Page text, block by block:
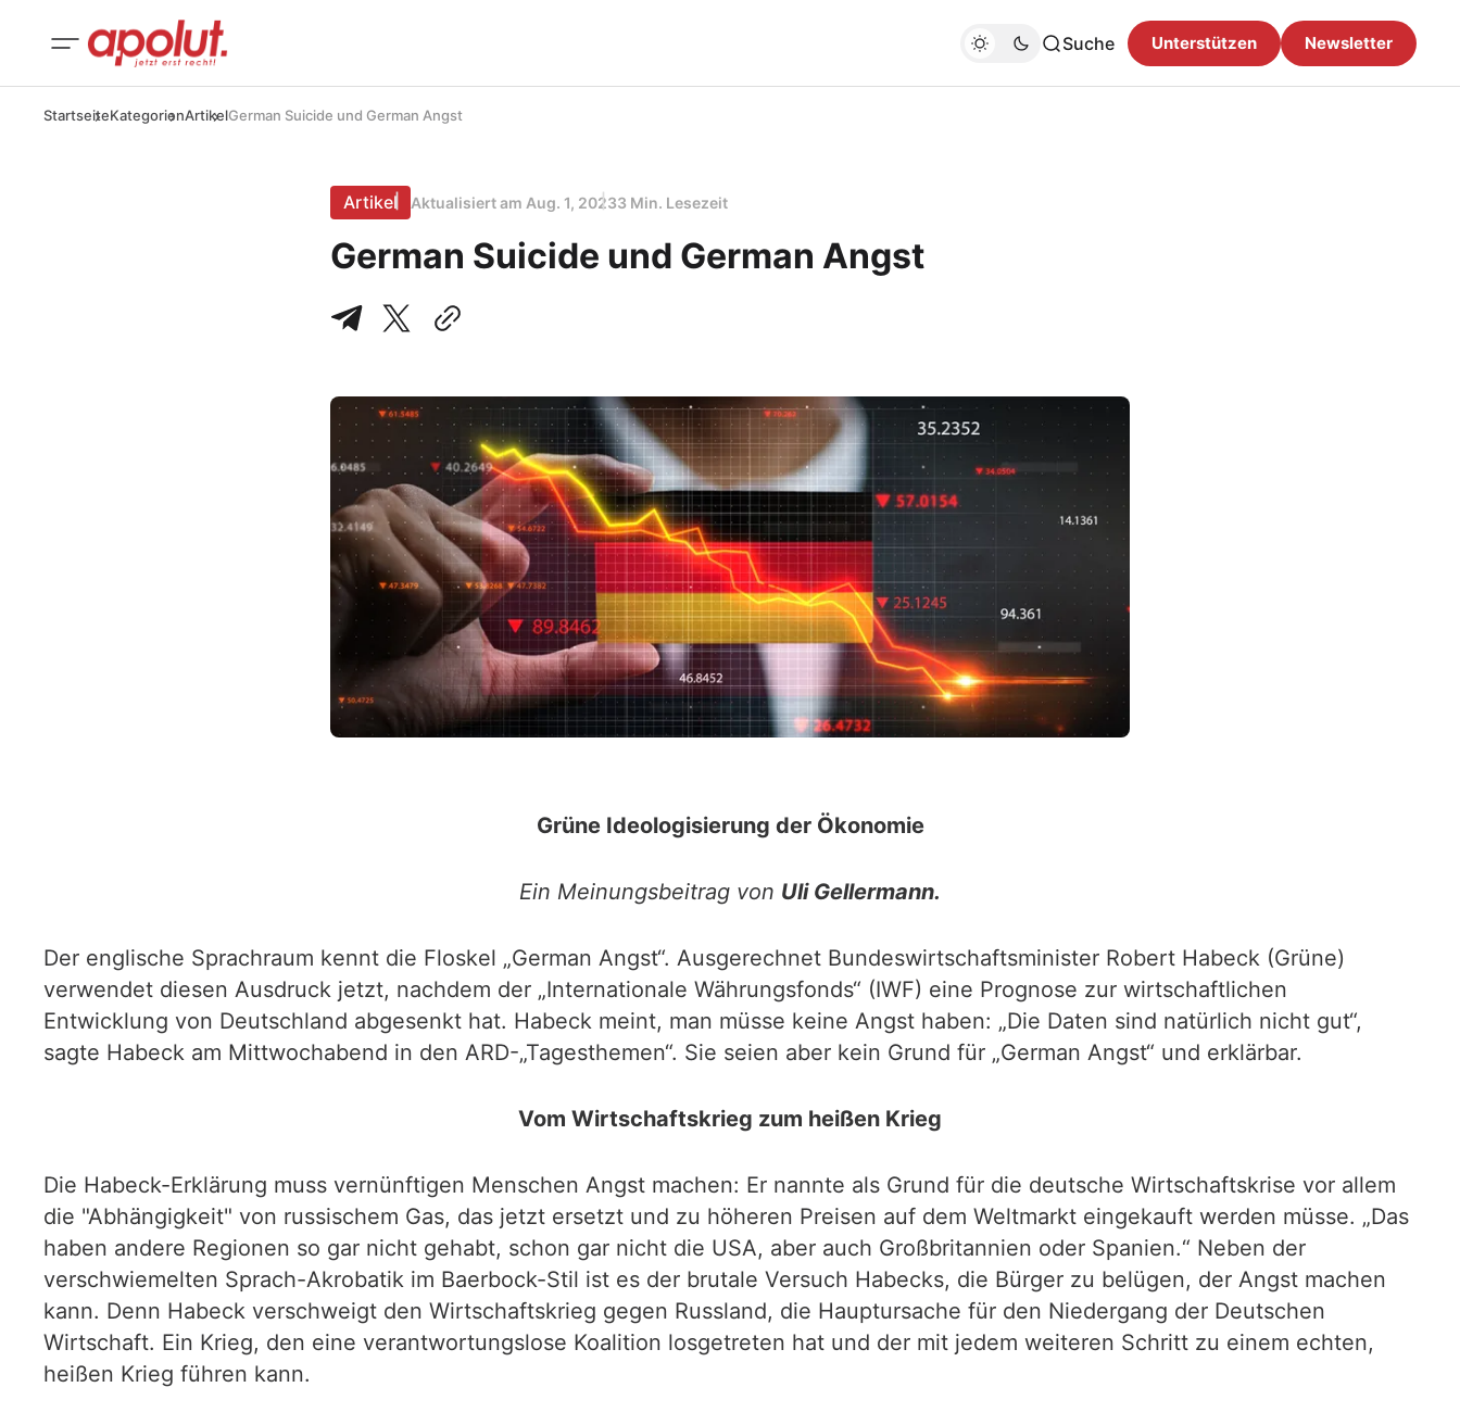
Suche Unterstützen Newsletter
StartseiteKategorienArtikelGerman Suicide und German Angst
Artikel Aktualisiert am Aug. 1, 20233 Min. Lesezeit
German Suicide und German Angst
Grüne Ideologisierung der Ökonomie
Ein Meinungsbeitrag von Uli Gellermann.
Der englische Sprachraum kennt die Floskel „German Angst“. Ausgerechnet Bundeswirtschaftsminister Robert Habeck (Grüne)
verwendet diesen Ausdruck jetzt, nachdem der „Internationale Währungsfonds“ (IWF) eine Prognose zur wirtschaftlichen
Entwicklung von Deutschland abgesenkt hat. Habeck meint, man müsse keine Angst haben: „Die Daten sind natürlich nicht gut“,
sagte Habeck am Mittwochabend in den ARD-„Tagesthemen“. Sie seien aber kein Grund für „German Angst“ und erklärbar.
Vom Wirtschaftskrieg zum heißen Krieg
Die Habeck-Erklärung muss vernünftigen Menschen Angst machen: Er nannte als Grund für die deutsche Wirtschaftskrise vor allem
die "Abhängigkeit" von russischem Gas, das jetzt ersetzt und zu höheren Preisen auf dem Weltmarkt eingekauft werden müsse. „Das
haben andere Regionen so gar nicht gehabt, schon gar nicht die USA, aber auch Großbritannien oder Spanien.“ Neben der
verschwiemelten Sprach-Akrobatik im Baerbock-Stil ist es der brutale Versuch Habecks, die Bürger zu belügen, der Angst machen
kann. Denn Habeck verschweigt den Wirtschaftskrieg gegen Russland, die Hauptursache für den Niedergang der Deutschen
Wirtschaft. Ein Krieg, den eine verantwortungslose Koalition losgetreten hat und der mit jedem weiteren Schritt zu einem echten,
heißen Krieg führen kann.